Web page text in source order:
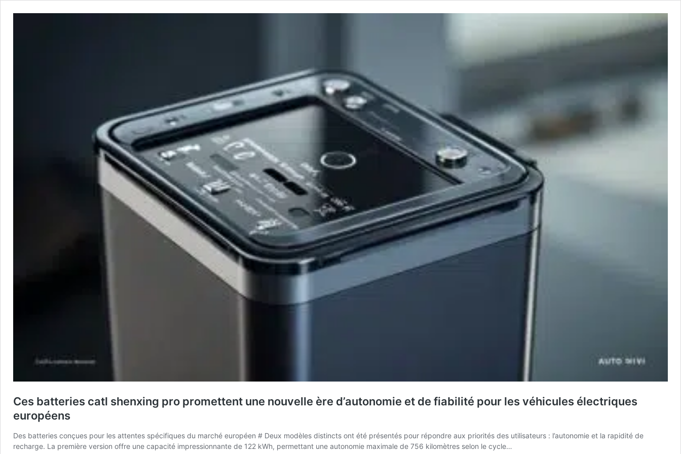
Ces batteries catl shenxing pro promettent une nouvelle ère d’autonomie et de fiabilité pour les véhicules électriques
européens
Des batteries conçues pour les attentes spécifiques du marché européen # Deux modèles distincts ont été présentés pour répondre aux priorités des utilisateurs : l’autonomie et la rapidité de
recharge. La première version offre une capacité impressionnante de 122 kWh, permettant une autonomie maximale de 756 kilomètres selon le cycle…